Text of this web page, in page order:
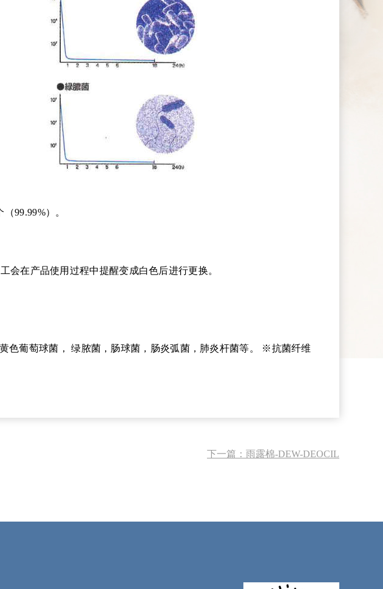
99.99%）。
会在产品使用过程中提醒变成白色后进行更换。
色葡萄球菌， 绿脓菌，肠球菌，肠炎弧菌，肺炎杆菌等。 ※抗菌纤维
下一篇： 雨露棉-DEW-DEOCIL